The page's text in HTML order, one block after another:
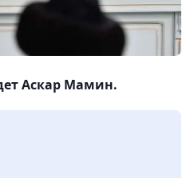
Аскар Мамин.